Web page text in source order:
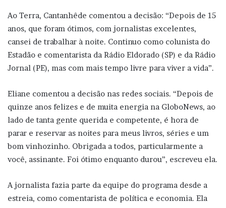
Ao Terra, Cantanhêde comentou a decisão: “Depois de 15
anos, que foram ótimos, com jornalistas excelentes,
cansei de trabalhar à noite. Continuo como colunista do
Estadão e comentarista da Rádio Eldorado (SP) e da Rádio
Jornal (PE), mas com mais tempo livre para viver a vida”.
Eliane comentou a decisão nas redes sociais. “Depois de
quinze anos felizes e de muita energia na GloboNews, ao
lado de tanta gente querida e competente, é hora de
parar e reservar as noites para meus livros, séries e um
bom vinhozinho. Obrigada a todos, particularmente a
você, assinante. Foi ótimo enquanto durou”, escreveu ela.
A jornalista fazia parte da equipe do programa desde a
estreia, como comentarista de política e economia. Ela